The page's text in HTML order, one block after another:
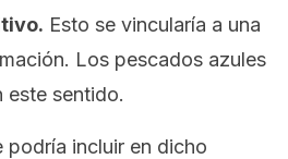
Esto se vincularía a una
Los pescados azules
este sentido.
podría incluir en dicho